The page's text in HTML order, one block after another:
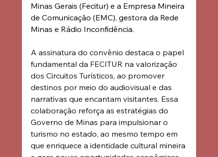
Minas Gerais (Fecitur) e a Empresa Mineira
de Comunicação (EMC), gestora da Rede
Minas e Rádio Inconfidência.
A assinatura do convênio destaca o papel
fundamental da FECITUR na valorização
dos Circuitos Turísticos, ao promover
destinos por meio do audiovisual e das
narrativas que encantam visitantes. Essa
colaboração reforça as estratégias do
Governo de Minas para impulsionar o
turismo no estado, ao mesmo tempo em
que enriquece a identidade cultural mineira